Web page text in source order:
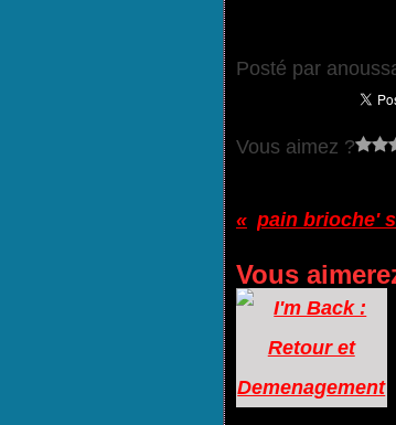
Posté par
Vous aimez ?
pain brioche'
Vous